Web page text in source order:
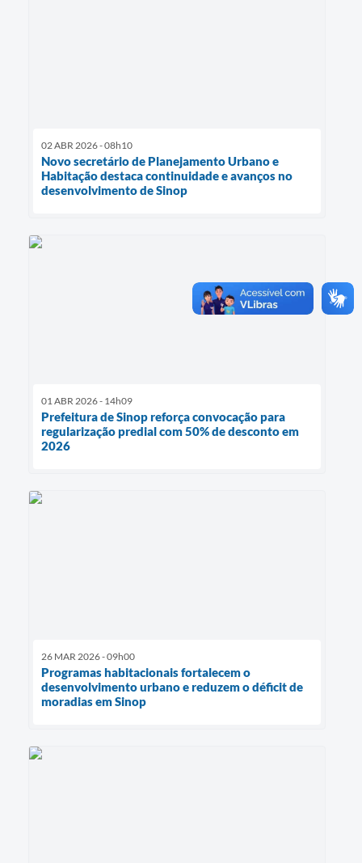
02 ABR 2026 - 08h10
Novo secretário de Planejamento Urbano e
Habitação destaca continuidade e avanços no
desenvolvimento de Sinop
01 ABR 2026 - 14h09
Prefeitura de Sinop reforça convocação para
regularização predial com 50% de desconto em
2026
26 MAR 2026 - 09h00
Programas habitacionais fortalecem o
desenvolvimento urbano e reduzem o déficit de
moradias em Sinop